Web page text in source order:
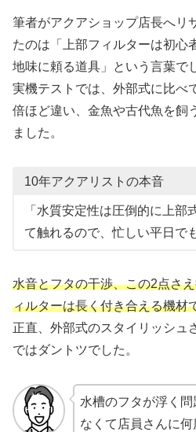
筆者がアクアショップ店長へリ
たのは「上部フィルターは初心
地味に頼る道具」という言葉で
実機テストでは、外部式に比べ
倍ほど違い、金魚や古代魚を飼
ました。
10年アクアリストの本音
「水質安定性は圧倒的に上部
て触れるので、忙しい平日で
水音とフタの干渉、この2点さ
ィルターは長く付き合える機材
正直、外部式のスタイリッシュ
ではダントツでした。
水槽のフタが浮く
なくて店員さんに何